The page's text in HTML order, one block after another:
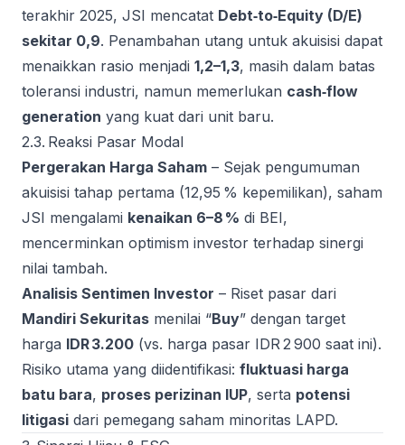
terakhir 2025, JSI mencatat Debt‑to‑Equity (D/E)
sekitar 0,9. Penambahan utang untuk akuisisi dapat
menaikkan rasio menjadi 1,2–1,3, masih dalam batas
toleransi industri, namun memerlukan cash‑flow
generation yang kuat dari unit baru.
2.3. Reaksi Pasar Modal
Pergerakan Harga Saham – Sejak pengumuman
akuisisi tahap pertama (12,95 % kepemilikan), saham
JSI mengalami kenaikan 6–8 % di BEI,
mencerminkan optimism investor terhadap sinergi
nilai tambah.
Analisis Sentimen Investor – Riset pasar dari
Mandiri Sekuritas menilai “Buy” dengan target
harga IDR 3.200 (vs. harga pasar IDR 2 900 saat ini).
Risiko utama yang diidentifikasi: fluktuasi harga
batu bara, proses perizinan IUP, serta potensi
litigasi dari pemegang saham minoritas LAPD.